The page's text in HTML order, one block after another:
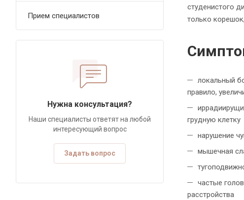
студенистого
только
локальный
правило,
грудную клетку
нарушение
мышечная
частые
расстройства
Прием специалистов
Нужна консультация?
Наши специалисты ответят на любой
интересующий вопрос
Задать вопрос